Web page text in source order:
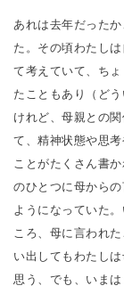
あれは去年だった
た。その頃わたし
て考えていて、ち
たこともあり（ど
けれど、母親との
て、精神状態や思
ことがたくさん書
のひとつに母から
ようになっていた
ころ、母に言われ
い出してもわたし
思う、でも、いま